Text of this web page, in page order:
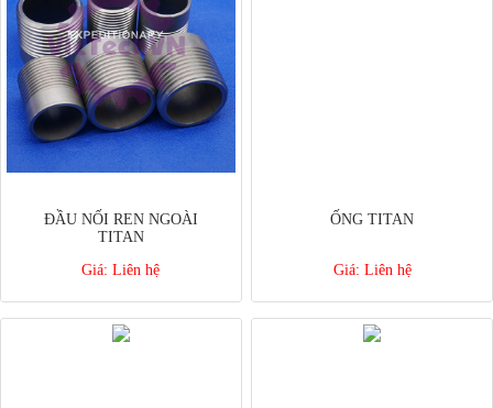
ĐẦU NỐI REN NGOÀI
TITAN
Giá: Liên hệ
ỐNG TITAN
Giá: Liên hệ